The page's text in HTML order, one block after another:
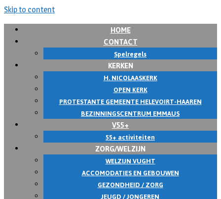
Skip to content
HOME
CONTACT
Spelregels
KERKEN
H. NICOLAASKERK
OPEN KERK
PROTESTANTE GEMEENTE HELEVOIRT-HAAREN
BEZINNINGSCENTRUM EMMAUS
V55+
55+ activiteiten
ZORG/WELZIJN
WELZIJN VUGHT
ACCOMODATIES EN GEBOUWEN
GEZONDHEID / ZORG
JEUGD / JONGEREN